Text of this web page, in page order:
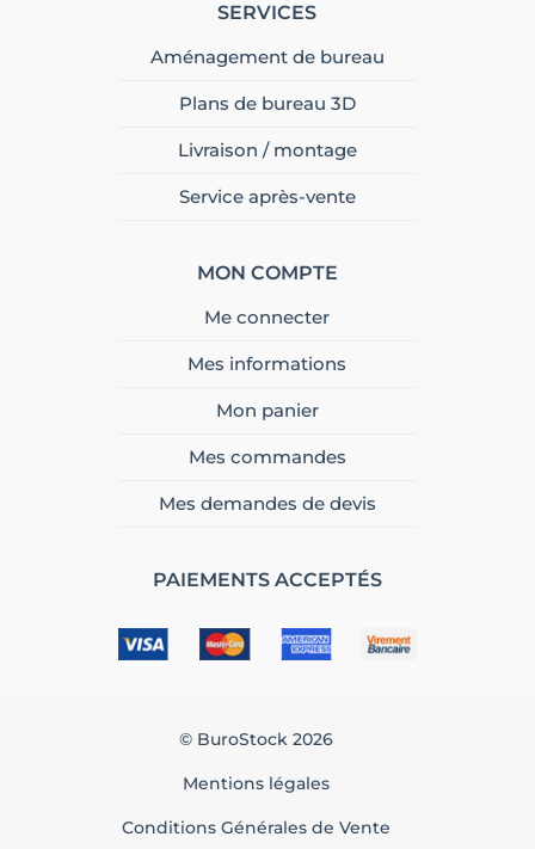
SERVICES
Aménagement de bureau
Plans de bureau 3D
Livraison / montage
Service après-vente
MON COMPTE
Me connecter
Mes informations
Mon panier
Mes commandes
Mes demandes de devis
PAIEMENTS ACCEPTÉS
© BuroStock 2026
Mentions légales
Conditions Générales de Vente